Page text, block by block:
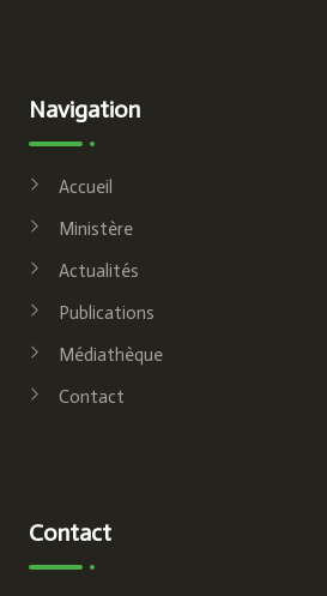
Navigation
Accueil
Ministère
Actualités
Publications
Médiathèque
Contact
Contact